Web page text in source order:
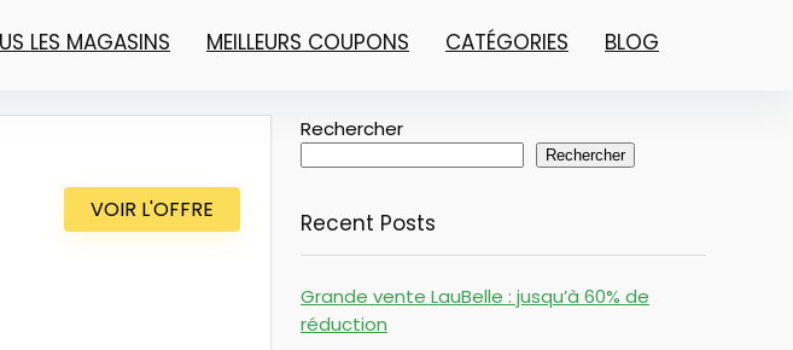
LES MAGASINS MEILLEURS COUPONS CATÉGORIES BLOG
VOIR L'OFFRE
Rechercher
Rechercher
Recent Posts
Grande vente LauBelle : jusqu’à 60% de
réduction